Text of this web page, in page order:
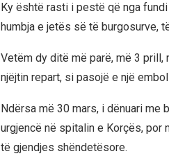
Ky është rasti i pestë që nga
humbja e jetës së të burgosurve,
Vetëm dy ditë më parë, më 3 prill,
njëjtin repart, si pasojë e një
Ndërsa më 30 mars, i dënuari me
urgjencë në spitalin e Korçës, por
të gjendjes shëndetësore.